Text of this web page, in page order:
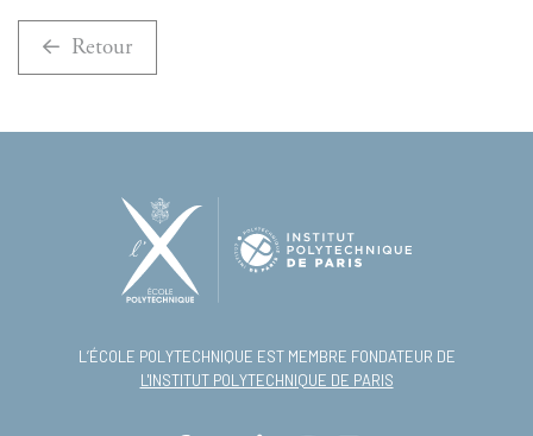
Retour
L’ÉCOLE POLYTECHNIQUE EST MEMBRE FONDATEUR DE
L'INSTITUT POLYTECHNIQUE DE PARIS